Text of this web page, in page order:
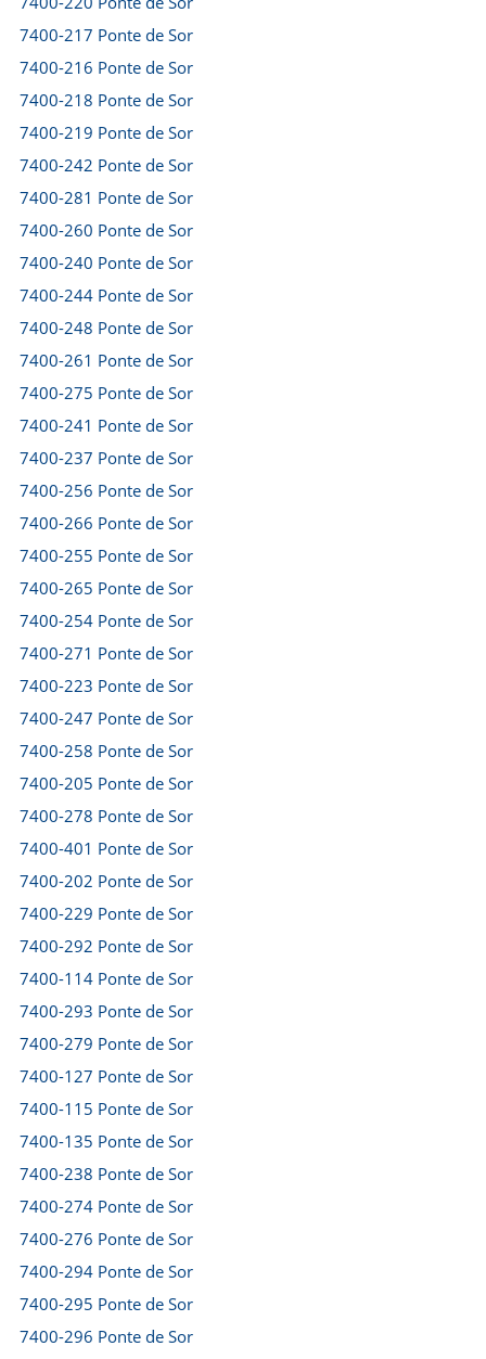
7400-217 Ponte de Sor
7400-216 Ponte de Sor
7400-218 Ponte de Sor
7400-219 Ponte de Sor
7400-242 Ponte de Sor
7400-281 Ponte de Sor
7400-260 Ponte de Sor
7400-240 Ponte de Sor
7400-244 Ponte de Sor
7400-248 Ponte de Sor
7400-261 Ponte de Sor
7400-275 Ponte de Sor
7400-241 Ponte de Sor
7400-237 Ponte de Sor
7400-256 Ponte de Sor
7400-266 Ponte de Sor
7400-255 Ponte de Sor
7400-265 Ponte de Sor
7400-254 Ponte de Sor
7400-271 Ponte de Sor
7400-223 Ponte de Sor
7400-247 Ponte de Sor
7400-258 Ponte de Sor
7400-205 Ponte de Sor
7400-278 Ponte de Sor
7400-401 Ponte de Sor
7400-202 Ponte de Sor
7400-229 Ponte de Sor
7400-292 Ponte de Sor
7400-114 Ponte de Sor
7400-293 Ponte de Sor
7400-279 Ponte de Sor
7400-127 Ponte de Sor
7400-115 Ponte de Sor
7400-135 Ponte de Sor
7400-238 Ponte de Sor
7400-274 Ponte de Sor
7400-276 Ponte de Sor
7400-294 Ponte de Sor
7400-295 Ponte de Sor
7400-296 Ponte de Sor